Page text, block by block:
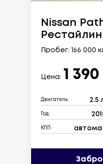
Nissan
Пробег: 166 000
Цена: 1
Двигатель: 2.5
Год:
КПП: